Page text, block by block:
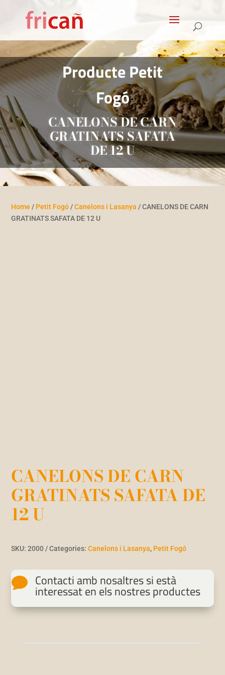
Producte Petit
Fogó
CANELONS DE CARN
GRATINATS SAFATA
DE 12 U
Home / Petit Fogó/Canelons i Lasanya / CANELONS DE CARN
GRATINATS SAFATA DE 12 U
CANELONS DE CARN
GRATINATS SAFATA DE
12 U
SKU:2000 Categories:Canelons i Lasanya, Petit Fogó
 Contacti amb nosaltres si està
interessat en els nostres productes